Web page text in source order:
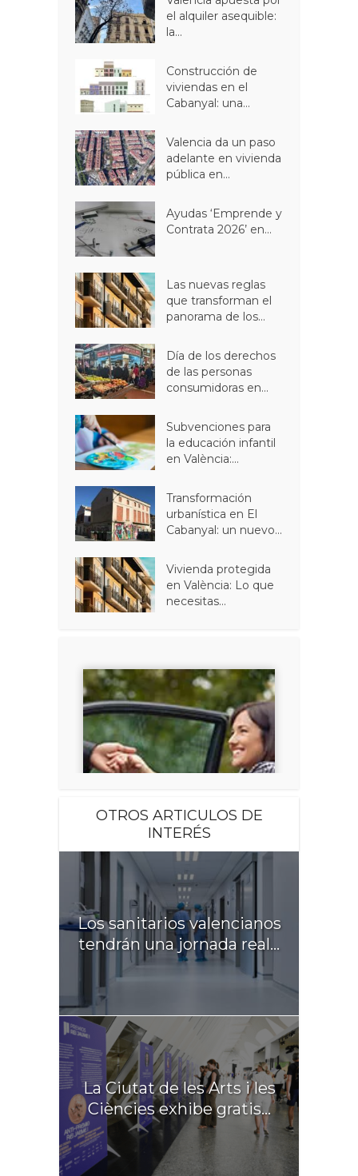
el alquiler asequible:
la...
Construcción de
viviendas en el
Cabanyal: una...
Valencia da un paso
adelante en vivienda
pública en...
Ayudas ‘Emprende y
Contrata 2026’ en...
Las nuevas reglas
que transforman el
panorama de los...
Día de los derechos
de las personas
consumidoras en...
Subvenciones para
la educación infantil
en València:...
Transformación
urbanística en El
Cabanyal: un nuevo...
Vivienda protegida
en València: Lo que
necesitas...
OTROS ARTICULOS DE
INTERÉS
Los sanitarios valencianos
tendrán una jornada real...
La Ciutat de les Arts i les
Ciències exhibe gratis...